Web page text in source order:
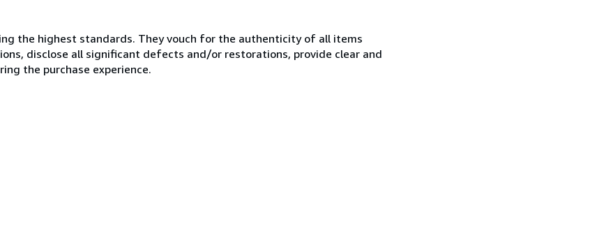
the highest standards. They vouch for the authenticity of all items
disclose all significant defects and/or restorations, provide clear and
the purchase experience.